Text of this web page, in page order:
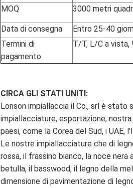
MOQ
3000 metri
Data di consegna
Entro 25-40
Termini di
pagamento
T/T, L/C a vista,
CIRCA GLI STATI UNITI:
Lonson impiallaccia il Co., srl è stato
impiallacciature, esportazione,
paesi, come la Corea del Sud, i UAE,
Le nostre impiallacciature che di
rossa, il frassino bianco, la noce nera
betulla, il basswood, il legno della
dimensione di pavimentazione di